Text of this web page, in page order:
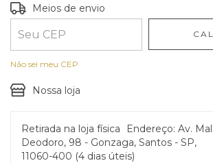
Entregas para o CEP:
Meios de envio
Não sei meu CEP
Nossa loja
Retirada na loja física
Endereço: Av. Mal.
Deodoro, 98 - Gonzaga, Santos - SP,
11060-400 (4 dias úteis)